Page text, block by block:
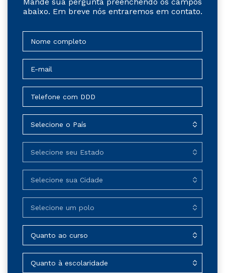
abaixo. Em breve nós entraremos em contato.